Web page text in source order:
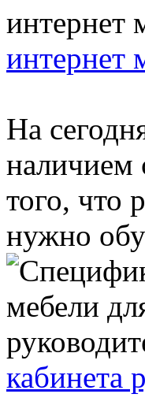
интернет
На
наличием
того, что
нужно
кабинета